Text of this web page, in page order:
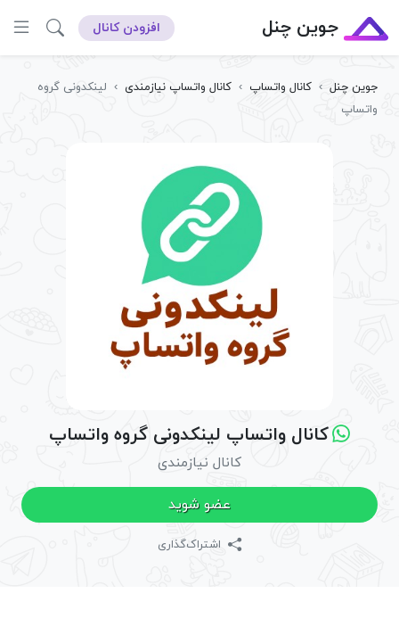
جوین چنل افزودن کانال
جوین چنل کانال واتساپ کانال واتساپ نیازمندی
لینکدونی گروه
واتساپ
کانال واتساپ لینکدونی گروه واتساپ
کانال نیازمندی
عضو شوید
اشتراک‌گذاری